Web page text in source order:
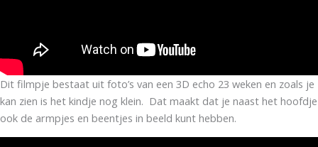
Dit filmpje bestaat uit foto’s van een 3D echo 23 weken en zoals je
kan zien is het kindje nog klein. Dat maakt dat je naast het hoofdje
ook de armpjes en beentjes in beeld kunt hebben.